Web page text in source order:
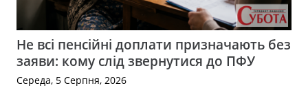
Не всі пенсійні доплати призначають без
заяви: кому слід звернутися до ПФУ
Середа, 5 Серпня, 2026